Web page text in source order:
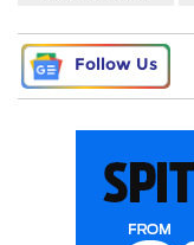
Follow Us